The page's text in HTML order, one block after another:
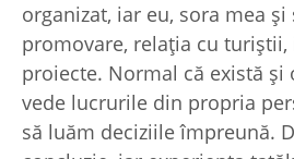
organizat, iar eu, sora mea
promovare, relația cu
proiecte. Normal că există
vede lucrurile din propria
să luăm deciziile împreună.